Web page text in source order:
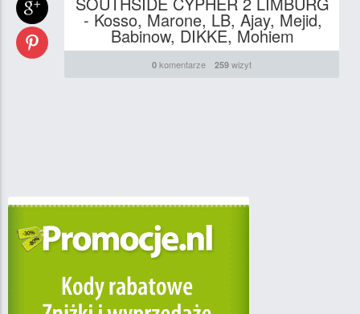
- Kosso, Marone, LB, Ajay, Mejid,
Babinow, DIKKE, Mohiem
0 komentarze 259 wizyt